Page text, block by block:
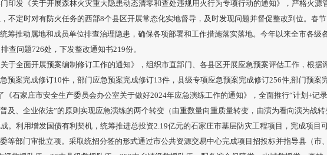
印发《关于开展森林火灾重大隐患动态清零和查处违规用火行为专项行动的通知》，严格火源
不定时对有防火任务的西部8个县区开展常态化实地督导，及时发现问题并督促整改到位。春
筹推动属地和成员单位排查治理隐患，确保各项部署和工作措施落实落地。今年以来全市各级
查问题726处，下发整改通知书219份。
于全面开展预案编制修订工作的通知》，组织市直部门、各县区开展应急预案评估工作，根据
预案完成修订10件，部门应急预案完成修订13件，县级专项应急预案完成修订256件,部门预案
《石家庄市安全生产委员会办公室关于做好2024年应急演练工作的通知》，全面推行“计划+记
及、企业依法”的原则实现应急演练的两个转变（由重数量向重质量转变，由演为看向演为战
。利用增发国债有利契机，统筹推进总投资2.19亿元的石家庄市基层防灾工程项目，完成项目
等部门审批立项。采取统招分签的形式通过市公共资源交易中心完成项目招投标并指导县（市